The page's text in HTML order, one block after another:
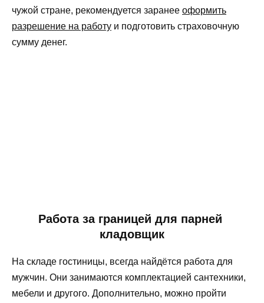
чужой стране, рекомендуется заранее оформить
разрешение на работу и подготовить страховочную
сумму денег.
Работа за границей для парней
кладовщик
На складе гостиницы, всегда найдётся работа для
мужчин. Они занимаются комплектацией сантехники,
мебели и другого. Дополнительно, можно пройти